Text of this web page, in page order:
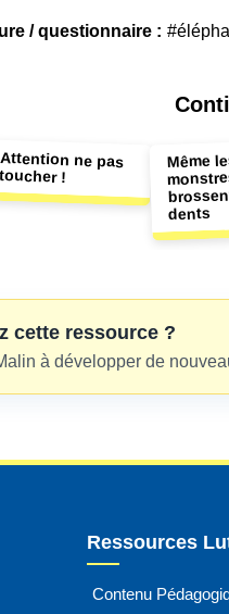
/ questionnaire :
Attention ne pas
toucher !
Même
dents
cette ressource ?
à développer de
Ressources
Contenu